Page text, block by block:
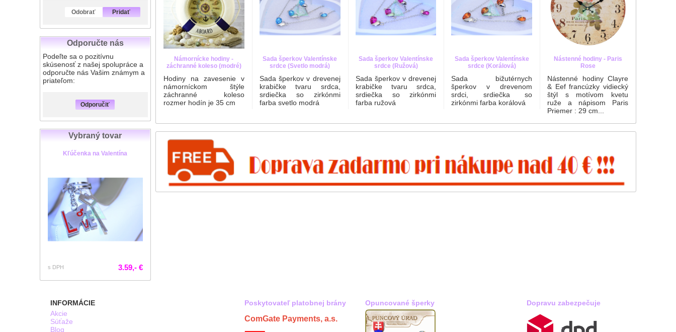
Odobrať Pridať
Odporučte nás
Podeľte sa o pozitívnu
skúsenosť z našej spolupráce a
odporučte nás Vašim známym a
priateľom:
Odporučiť
Vybraný tovar
Kľúčenka na Valentína
s DPH 3.59,- €
Námornícke hodiny -
záchranné koleso (modré)
Hodiny na zavesenie v
námorníckom štýle
záchranné koleso
rozmer hodín je 35 cm
Sada šperkov Valentínske
srdce (Svetlo modrá)
Sada šperkov v drevenej
krabičke tvaru srdca,
srdiečka so zirkónmi
farba svetlo modrá
Sada šperkov Valentínske
srdce (Ružová)
Sada šperkov v drevenej
krabičke tvaru srdca,
srdiečka so zirkónmi
farba ružová
Sada šperkov Valentínske
srdce (Korálová)
Sada bižutérnych
šperkov v drevenom
srdci, srdiečka so
zirkónmi farba korálová
Nástenné hodiny - Paris
Rose
Nástenné hodiny Clayre
& Eef francúzky vidiecký
štýl s motívom kvetu
ruže a nápisom Paris
Priemer : 29 cm...
INFORMÁCIE
Akcie
Súťaže
Blog
Poskytovateľ platobnej brány
ComGate Payments, a.s.
Opuncované šperky Dopravu zabezpečuje